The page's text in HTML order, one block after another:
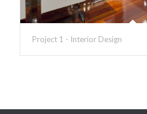
Project 1 - Interior Design